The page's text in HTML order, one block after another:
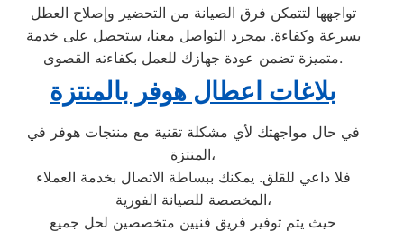
تواجهها لتتمكن فرق الصيانة من التحضير وإصلاح العطل
بسرعة وكفاءة. بمجرد التواصل معنا، ستحصل على خدمة
متميزة تضمن عودة جهازك للعمل بكفاءته القصوى.
بلاغات اعطال هوفر بالمنتزة
في حال مواجهتك لأي مشكلة تقنية مع منتجات هوفر في
المنتزة،
فلا داعي للقلق. يمكنك ببساطة الاتصال بخدمة العملاء
المخصصة للصيانة الفورية،
حيث يتم توفير فريق فنيين متخصصين لحل جميع